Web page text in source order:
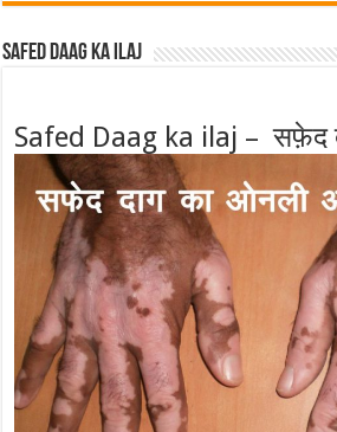
Safed Daag ka ilaj
Safed Daag ka ilaj – सफ़ेद